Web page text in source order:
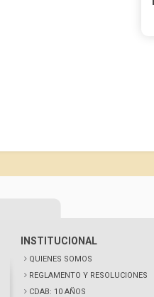
INSTITUCIONAL
QUIENES SOMOS
REGLAMENTO Y RESOLUCIONES
CDAB: 10 AÑOS